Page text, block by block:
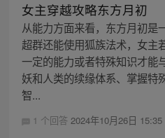
女主穿越攻略东方月初
从能力方面来看，东方月初是
超群还能使用狐族法术，女主
一定的能力或者特殊知识才能
妖和人类的续缘体系、掌握特
智...
1 个回答 2024年10月26日 15:35